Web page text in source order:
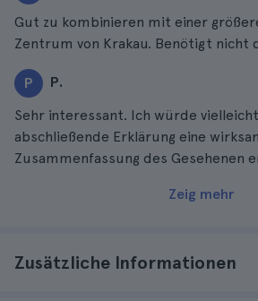
Gut zu kombinieren mit einer
Zentrum von Krakau. Benötigt nicht
P P.
Sehr interessant. Ich würde
abschließende Erklärung eine
Zusammenfassung des Gesehenen
Zeig mehr
Zusätzliche Informationen